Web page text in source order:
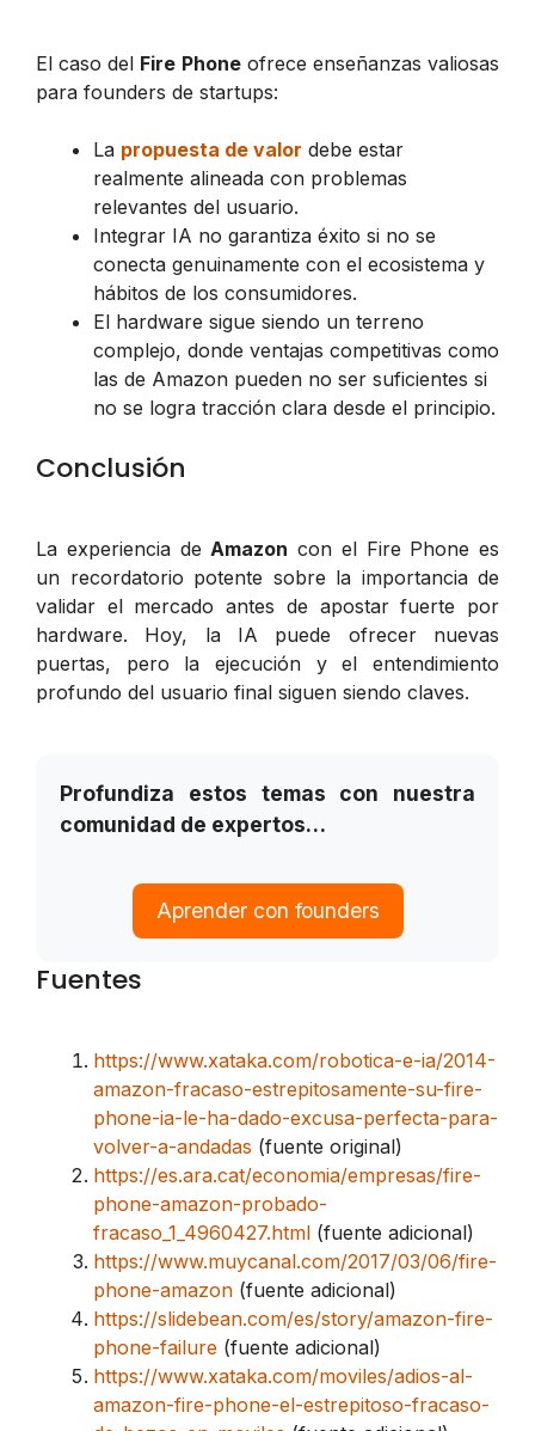
El caso del Fire Phoneofrece enseñanzas valiosas
para founders de startups:
La propuesta de valor debe estar
realmente alineada con problemas
relevantes del usuario.
Integrar IA no garantiza éxito si no se
conecta genuinamente con el ecosistema y
hábitos de los consumidores.
El hardware sigue siendo un terreno
complejo, donde ventajas competitivas como
las de Amazon pueden no ser suficientes si
no se logra tracción clara desde el principio.
Conclusión
La experiencia de Amazon con el Fire Phone es
un recordatorio potente sobre la importancia de
validar el mercado antes de apostar fuerte por
hardware. Hoy, la IA puede ofrecer nuevas
puertas, pero la ejecución y el entendimiento
profundo del usuario final siguen siendo claves.
Profundiza estos temas con nuestra
comunidad de expertos…
Aprender con founders
Fuentes
https://www.xataka.com/robotica-e-ia/2014-
amazon-fracaso-estrepitosamente-su-fire-
phone-ia-le-ha-dado-excusa-perfecta-para-
volver-a-andadas (fuente original)
https://es.ara.cat/economia/empresas/fire-
phone-amazon-probado-
fracaso_1_4960427.html (fuente adicional)
https://www.muycanal.com/2017/03/06/fire-
phone-amazon (fuente adicional)
https://slidebean.com/es/story/amazon-fire-
phone-failure (fuente adicional)
https://www.xataka.com/moviles/adios-al-
amazon-fire-phone-el-estrepitoso-fracaso-